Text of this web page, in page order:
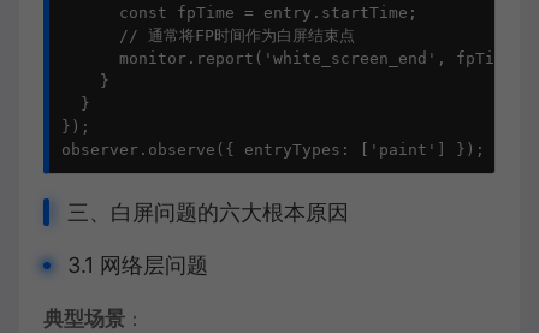
const fpTime = entry. startTime ;
// 通常将FP时间作为白屏结束点
      monitor.
report ( 'white_screen_end' , fpTime);
    }
  }
});
observer. observe ({ entryTypes : [ 'paint' ] });
三、白屏问题的六大根本原因
3.1 网络层问题
典型场景 ：